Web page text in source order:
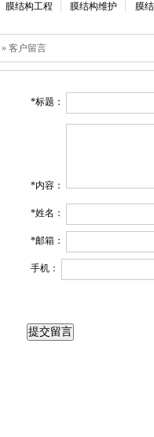
膜结构工程 膜结构维护 膜
» 客户留言
*标题 ：
*内容 ：
*姓名 ：
*邮箱 ：
手机 ：
提交留言